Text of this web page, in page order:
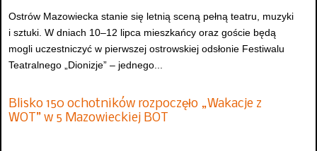
Ostrów Mazowiecka stanie się letnią sceną pełną teatru, muzyki
i sztuki. W dniach 10–12 lipca mieszkańcy oraz goście będą
mogli uczestniczyć w pierwszej ostrowskiej odsłonie Festiwalu
Teatralnego „Dionizje” – jednego...
Blisko 150 ochotników rozpoczęło „Wakacje z
WOT” w 5 Mazowieckiej BOT